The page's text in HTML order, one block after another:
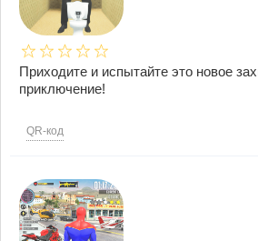
Приходите и испытайте это новое
приключение!
QR-код